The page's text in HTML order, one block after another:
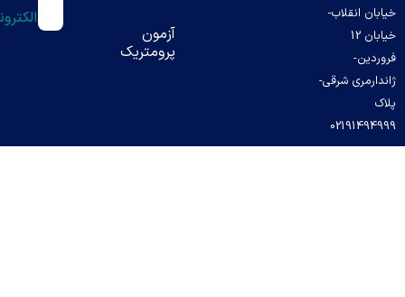
شرقی-
پرومتریک